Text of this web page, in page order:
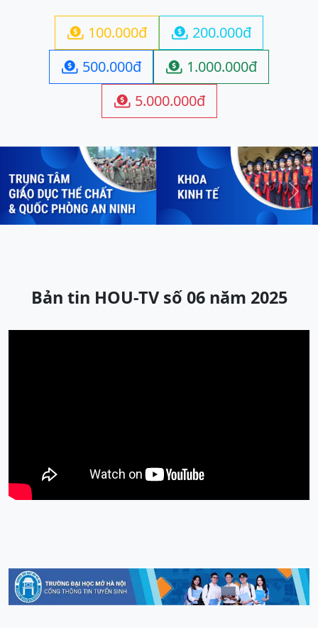
 100.000đ  200.000đ
 500.000đ  1.000.000đ
 5.000.000đ
Previous Next
Bản tin HOU-TV số 06 năm 2025